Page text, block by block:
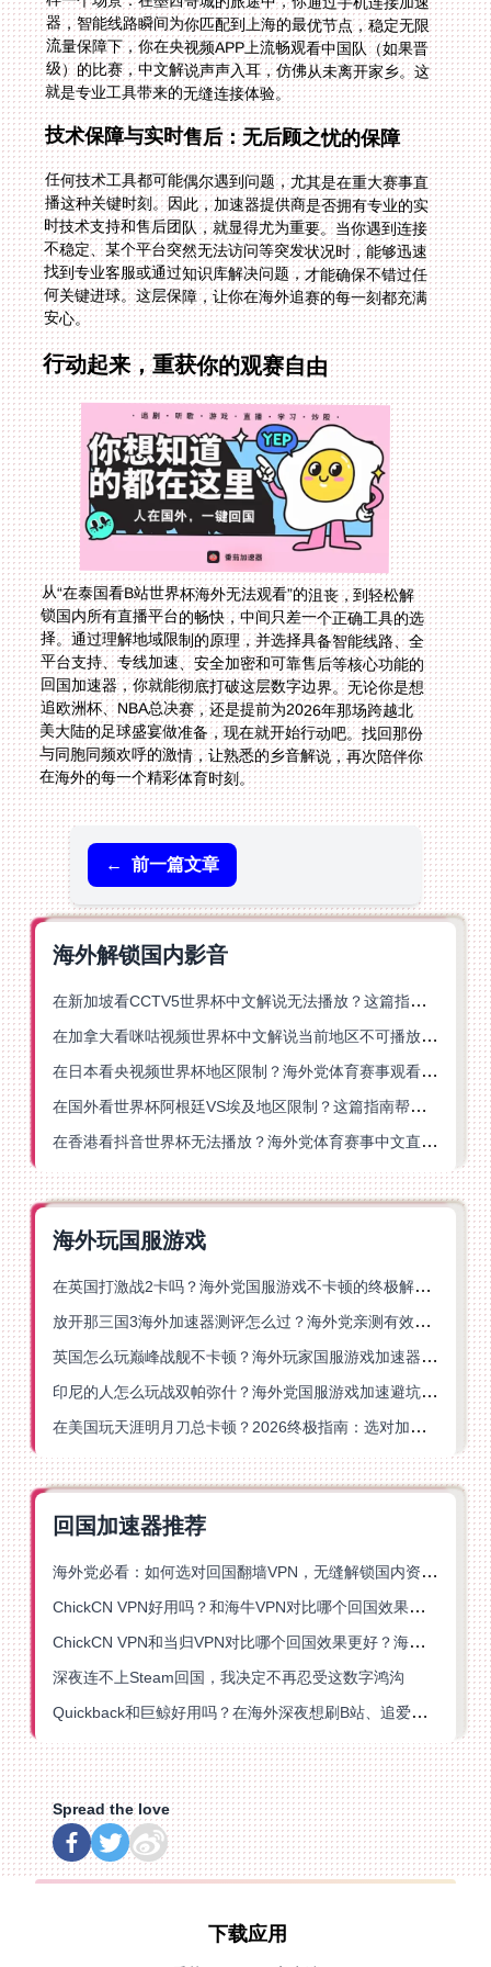
就是专业工具带来的无缝连接体验。
技术保障与实时售后：无后顾之忧的保障
任何技术工具都可能偶尔遇到问题，尤其是在重大赛事直
播这种关键时刻。因此，加速器提供商是否拥有专业的实
时技术支持和售后团队，就显得尤为重要。当你遇到连接
不稳定、某个平台突然无法访问等突发状况时，能够迅速
找到专业客服或通过知识库解决问题，才能确保不错过任
何关键进球。这层保障，让你在海外追赛的每一刻都充满
安心。
行动起来，重获你的观赛自由
从“在泰国看B站世界杯海外无法观看”的沮丧，到轻松解
锁国内所有直播平台的畅快，中间只差一个正确工具的选
择。通过理解地域限制的原理，并选择具备智能线路、全
平台支持、专线加速、安全加密和可靠售后等核心功能的
回国加速器，你就能彻底打破这层数字边界。无论你是想
追欧洲杯、NBA总决赛，还是提前为2026年那场跨越北
美大陆的足球盛宴做准备，现在就开始行动吧。找回那份
与同胞同频欢呼的激情，让熟悉的乡音解说，再次陪伴你
在海外的每一个精彩体育时刻。
← 前一篇文章
海外解锁国内影音
在新加坡看CCTV5世界杯中文解说无法播放？这篇指南帮你解锁海外体育直播自由
在加拿大看咪咕视频世界杯中文解说当前地区不可播放？这篇指南帮你一键解决
在日本看央视频世界杯地区限制？海外党体育赛事观看终极指南
在国外看世界杯阿根廷VS埃及地区限制？这篇指南帮你搞定中文直播+解说
在香港看抖音世界杯无法播放？海外党体育赛事中文直播终极指南
海外玩国服游戏
在英国打激战2卡吗？海外党国服游戏不卡顿的终极解决方案
放开那三国3海外加速器测评怎么过？海外党亲测有效的国服游戏加速指南
英国怎么玩巅峰战舰不卡顿？海外玩家国服游戏加速器终极指南
印尼的人怎么玩战双帕弥什？海外党国服游戏加速避坑指南
在美国玩天涯明月刀总卡顿？2026终极指南：选对加速器让你丝滑连招
回国加速器推荐
海外党必看：如何选对回国翻墙VPN，无缝解锁国内资源？
ChickCN VPN好用吗？和海牛VPN对比哪个回国效果更好？
ChickCN VPN和当归VPN对比哪个回国效果更好？海外党亲测后选了它
深夜连不上Steam回国，我决定不再忍受这数字鸿沟
Quickback和巨鲸好用吗？在海外深夜想刷B站、追爱奇艺的你，或许正需要这份答案
Spread the love
下载应用